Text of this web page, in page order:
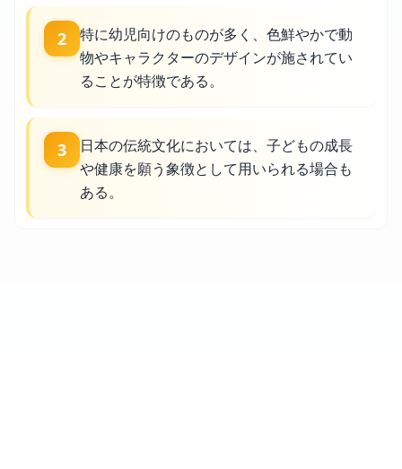
2
特に幼児向けのものが多く、色鮮やかで動
物やキャラクターのデザインが施されてい
ることが特徴である。
3
日本の伝統文化においては、子どもの成長
や健康を願う象徴として用いられる場合も
ある。